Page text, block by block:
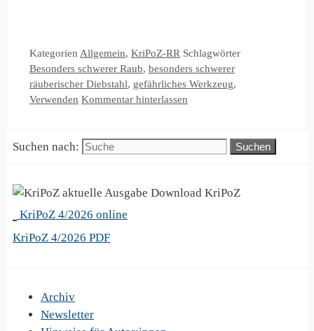
Kategorien Allgemein, KriPoZ-RR Schlagwörter
Besonders schwerer Raub, besonders schwerer
räuberischer Diebstahl, gefährliches Werkzeug,
Verwenden Kommentar hinterlassen
Suchen nach:
KriPoZ
KriPoZ 4/2026 online
KriPoZ 4/2026 PDF
Archiv
Newsletter